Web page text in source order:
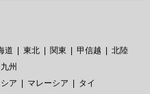
道 東北 関東 甲信越
北陸
九州
ア マレーシア
タイ